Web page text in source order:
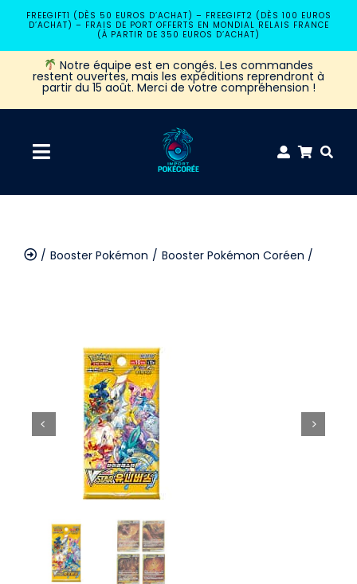
Passer
contenu
FREEGIFT1 (DÈS 50 EUROS D’ACHAT) – FREEGIFT2 (DÈS 100 EUROS
D’ACHAT) – FRAIS DE PORT OFFERTS EN MONDIAL RELAIS FRANCE
(À PARTIR DE 350 EUROS D’ACHAT)
Notre équipe est en congés. Les commandes
restent ouvertes, mais les expéditions reprendront à
partir du 15 août. Merci de votre compréhension !
Navigation
à
Coffret Pokémon
Carte Pokémon
Accessoires
Figurines
Booster Pokémon
Booster Pokémon Coréen